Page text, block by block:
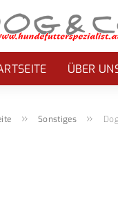
ÜBER
» Sonstiges »